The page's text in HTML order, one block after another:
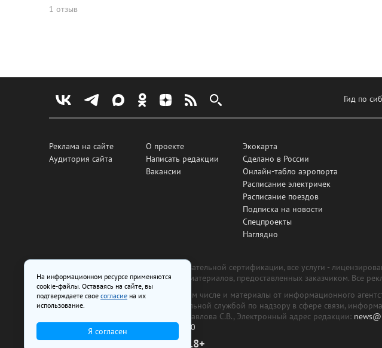
1 отзыв
Гид по
Реклама на сайте
Аудитория сайта
О проекте
Написать редакции
Вакансии
Экокарта
Сделано в России
Онлайн-табло аэропорта
Расписание электричек
Расписание поездов
Подписка на новости
Спецпроекты
Наглядно
Все рекламные товары подлежат обязательной сертификации, все услуги -
изготовлена и размещена на основе материалов, предоставленных заказчиком. Все
На сайте www.irk.ru размещаются в том числе и материалы от информационного
от 29 октября 2018 г., выдан Федеральной службой по надзору в сфере связи,
ООО «Ирк.ру». Главный редактор — Павлова С.В., Электронный адрес редакции:
Телефон редакции:
+7 (3952) 48-88-50
18+
На информационном ресурсе применяются
cookie-файлы. Оставаясь на сайте, вы
подтверждаете свое согласие на их
использование.
Я согласен